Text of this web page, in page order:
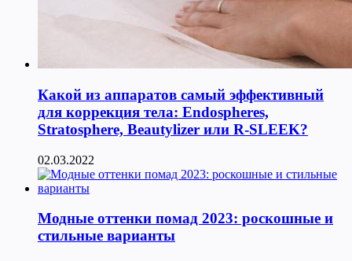
Какой из аппаратов самый эффективный
для коррекция тела: Endospheres,
Stratosphere, Beautylizer или R-SLEEK?
02.03.2022
Модные оттенки помад 2023: роскошные и
стильные варианты